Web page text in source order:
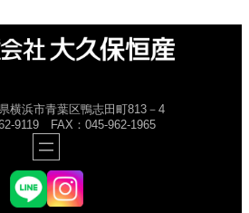
－0033
横浜市青葉区鴨志田町813－4
9119 FAX：045-962-1965